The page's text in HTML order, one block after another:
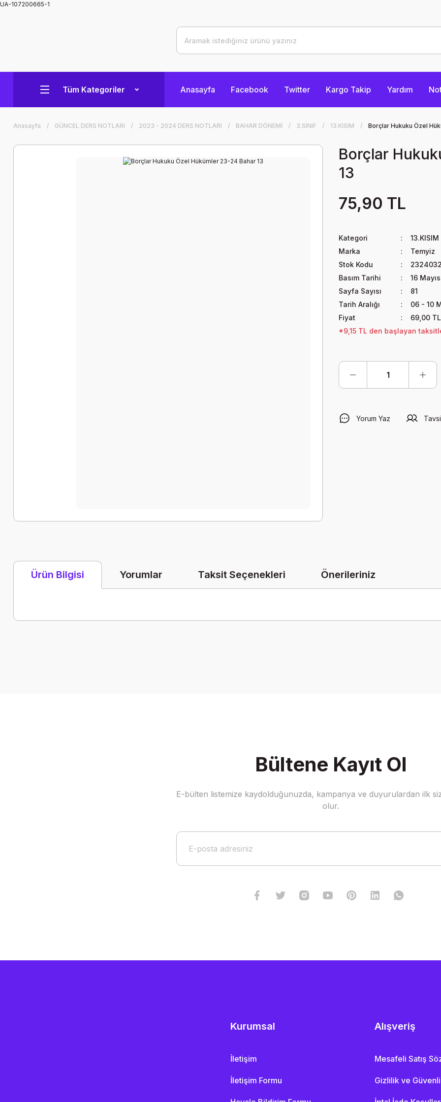
UA-107200665-1
Tüm Kategoriler Anasayfa Facebook Twitter Kargo Takip Yardım
Anasayfa GÜNCEL DERS NOTLARI 2023 - 2024 DERS NOTLARI BAHAR DÖNEMİ 3.SINIF 13.KISIM Borçlar Hukuku Özel
Borçlar
13
75,90 TL
Kategori
13.KISIM
Marka
Temyiz
Stok Kodu
Basım Tarihi
16
Sayfa Sayısı
81
Tarih Aralığı
06 - 10
Fiyat
69,00
*9,15 TL den başlayan
Yorum Yaz
Ürün Bilgisi Yorumlar Taksit Seçenekleri Önerileriniz
Gönder
Bültene Kayıt Ol
E-bülten listemize kaydolduğunuzda, kampanya ve duyurulardan ilk
olur.
Kurumsal
İletişim
İletişim Formu
Alışveriş
Mesafeli Satış
Gizlilik ve